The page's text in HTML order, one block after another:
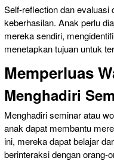
Self-reflection dan evaluasi
keberhasilan. Anak perlu
mereka sendiri,
menetapkan tujuan untuk
Memperluas
Menghadiri
Menghadiri seminar atau
anak dapat membantu
ini, mereka dapat belajar
berinteraksi dengan orang-